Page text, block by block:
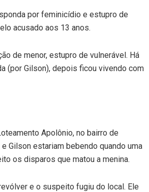
por feminicídio e estupro de
acusado aos 13 anos.
de menor, estupro de vulnerável. Há
(por Gilson), depois ficou vivendo com
Apolônio, no bairro de
Gilson estariam bebendo quando uma
os disparos que matou a menina.
e o suspeito fugiu do local. Ele